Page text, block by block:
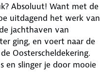
Absoluut! Want met de
uitdagend het werk van
jachthaven van
ging, en voert naar de
Oosterscheldekering.
en slinger je door mooie